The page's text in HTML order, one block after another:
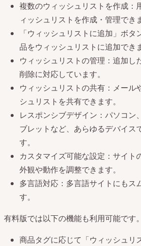
複数のウィッシュリストを作成：
ィッシュリストを作成・管理でき
「ウィッシュリストに追加」ボ
品をウィッシュリストに追加でき
ウィッシュリストの管理：追加し
削除に対応しています。
ウィッシュリストの共有：メール
シュリストを共有できます。
レスポンシブデザイン：パソコン
ブレットなど、あらゆるデバイス
す。
カスタマイズ可能な設定：サイト
外観や動作を調整できます。
多言語対応：多言語サイトにもス
す。
有料版では以下の機能も利用可能です。
商品タグに応じて「ウィッシュリ